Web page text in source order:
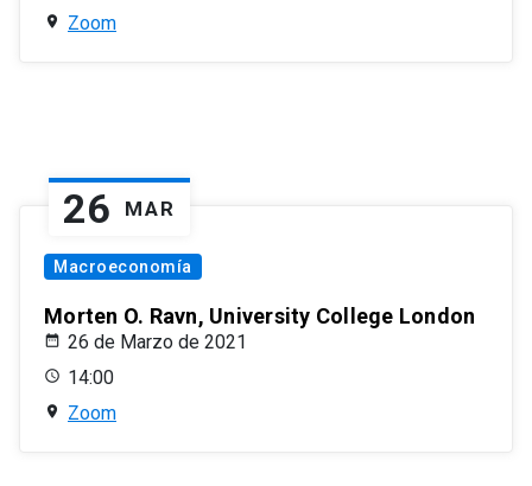
Zoom
26 MAR
Macroeconomía
Morten O. Ravn, University College London
26 de Marzo de 2021
14:00
Zoom